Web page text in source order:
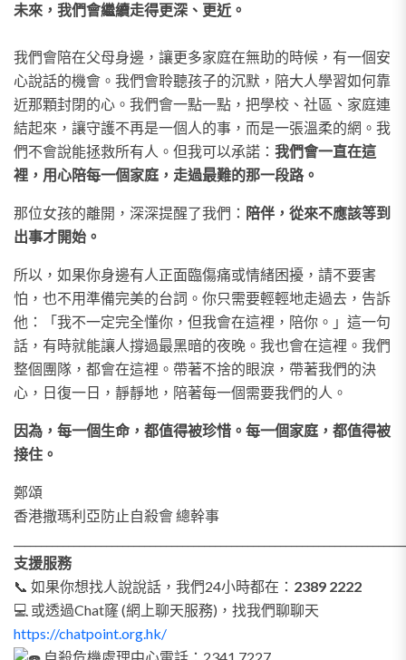
未來，我們會繼續走得更深、更近。
我們會陪在父母身邊，讓更多家庭在無助的時候，有一個安
心說話的機會。我們會聆聽孩子的沉默，陪大人學習如何靠
近那顆封閉的心。我們會一點一點，把學校、社區、家庭連
結起來，讓守護不再是一個人的事，而是一張溫柔的網。我
們不會說能拯救所有人。但我可以承諾： 我們會一直在這
裡，用心陪每一個家庭，走過最難的那一段路。
那位女孩的離開，深深提醒了我們： 陪伴，從來不應該等到
出事才開始。
所以，如果你身邊有人正面臨傷痛或情緒困擾，請不要害
怕，也不用準備完美的台詞。你只需要輕輕地走過去，告訴
他：「我不一定完全懂你，但我會在這裡，陪你。」這一句
話，有時就能讓人撐過最黑暗的夜晚。我也會在這裡。我們
整個團隊，都會在這裡。帶著不捨的眼淚，帶著我們的決
心，日復一日，靜靜地，陪著每一個需要我們的人。
因為，每一個生命，都值得被珍惜。每一個家庭，都值得被
接住。
鄭頌
香港撒瑪利亞防止自殺會 總幹事
支援服務
📞 如果你想找人說說話，我們24小時都在： 2389 2222
💻 或透過Chat窿 (網上聊天服務)，找我們聊聊天
https://chatpoint.org.hk/